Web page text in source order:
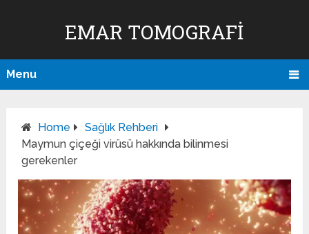
EMAR TOMOGRAFI
Menu
Home
Sağlık Rehberi
Maymun çiçeği virüsü hakkında bilinmesi
gerekenler